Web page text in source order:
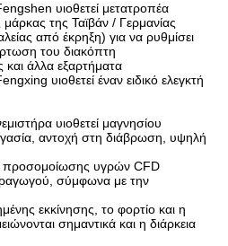
υιοθετεί μετατροπέα
της Ταϊβάν / Γερμανίας
από έκρηξη) για να ρυθμίσει
του διακόπτη
άλλα εξαρτήματα
υιοθετεί έναν ειδικό ελεγκτή
υιοθετεί μαγνησίου
αντοχή στη διάβρωση, υψηλή
προσομοίωσης υγρών CFD
σύμφωνα με την
εκκίνησης, το φορτίο και η
σημαντικά και η διάρκεια